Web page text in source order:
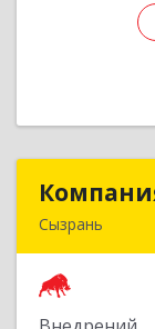
Сызрань